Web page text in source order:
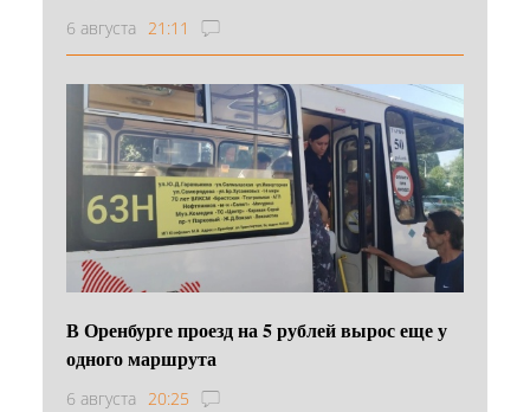
6 августа 21:11
В Оренбурге проезд на 5 рублей вырос еще у
одного маршрута
6 августа 20:25